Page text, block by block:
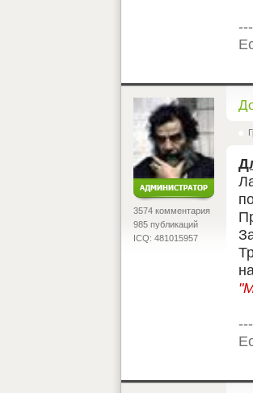
3574 комментария
985 публикаций
ICQ: 481015957